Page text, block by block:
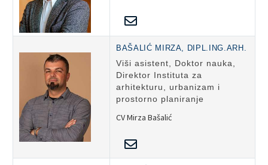
BAŠALIĆ MIRZA, DIPL.ING.ARH.
Viši asistent, Doktor nauka,
Direktor Instituta za
arhitekturu, urbanizam i
prostorno planiranje
CV Mirza Bašalić